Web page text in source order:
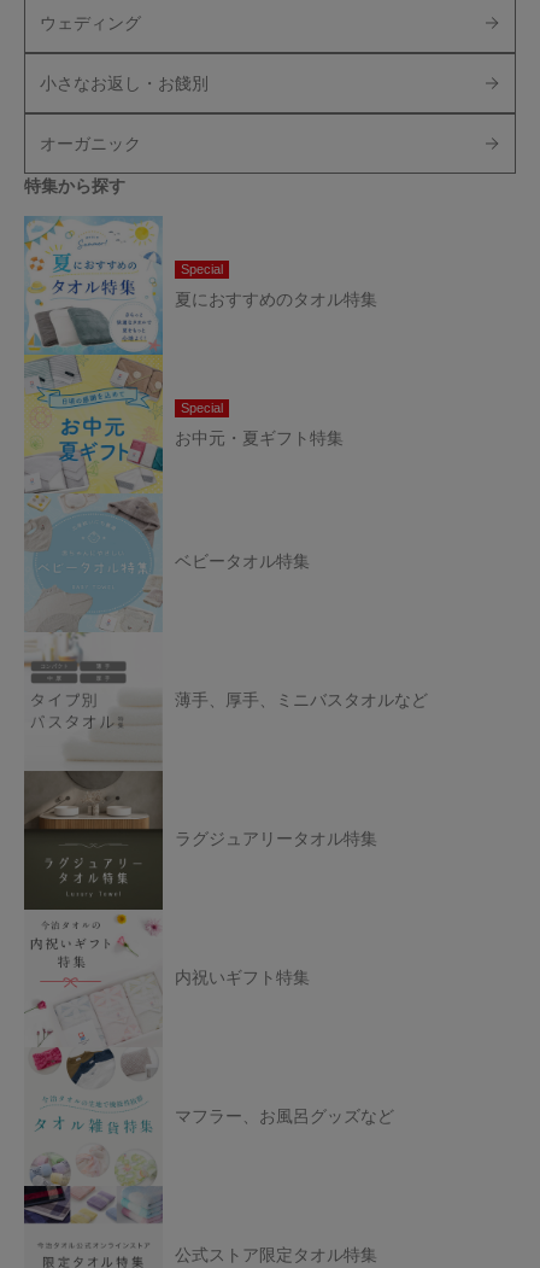
ウェディング
小さなお返し・お餞別
オーガニック
特集から探す
Special
夏におすすめのタオル特集
Special
お中元・夏ギフト特集
ベビータオル特集
薄手、厚手、ミニバスタオルなど
ラグジュアリータオル特集
内祝いギフト特集
マフラー、お風呂グッズなど
公式ストア限定タオル特集